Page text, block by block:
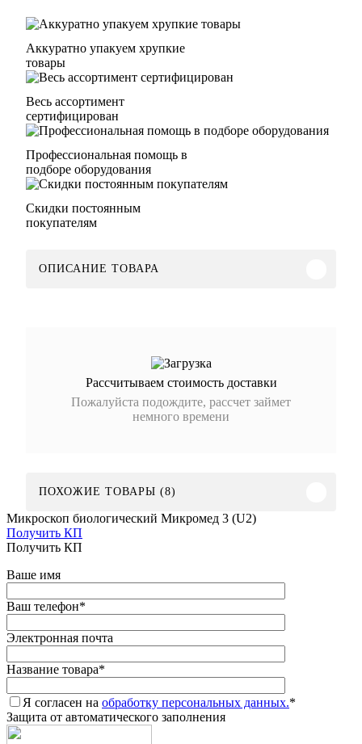
Аккуратно упакуем хрупкие
товары
Весь ассортимент
сертифицирован
Профессиональная помощь в
подборе оборудования
Скидки постоянным
покупателям
ОПИСАНИЕ ТОВАРА
Рассчитываем стоимость доставки
Пожалуйста подождите, рассчет займет
немного времени
ПОХОЖИЕ ТОВАРЫ (8)
Микроскоп биологический Микромед 3 (U2)
Получить КП
Получить КП
Ваше имя
Ваш телефон*
Электронная почта
Название товара*
Я согласен на обработку персональных данных.*
Защита от автоматического заполнения